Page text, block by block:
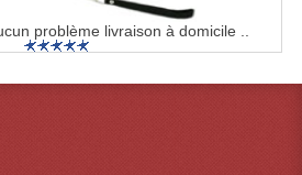
problème livraison à domicile ..